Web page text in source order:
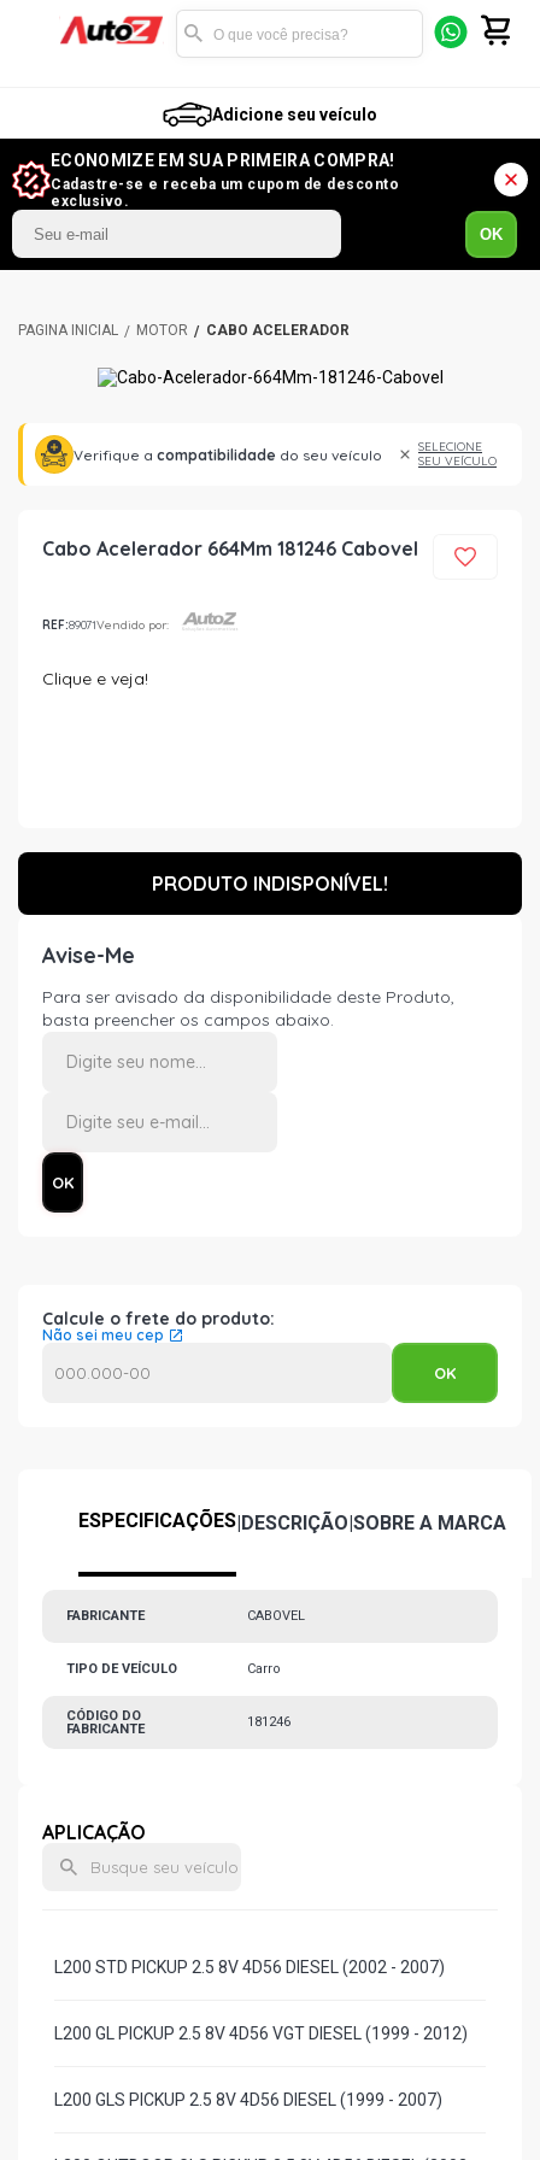
Adicione seu veículo
ECONOMIZE EM SUA PRIMEIRA COMPRA!
Cadastre-se e receba um cupom de desconto
exclusivo.
OK
MOTOR CABO ACELERADOR
Verifique a compatibilidade do seu veículo
SELECIONE
SEU VEÍCULO
Cabo Acelerador 664Mm 181246 Cabovel
REF:89071Vendido por:
Clique e veja!
PRODUTO INDISPONÍVEL!
Avise-Me
Para ser avisado da disponibilidade deste Produto,
basta preencher os campos abaixo.
Calcule o frete do produto:
Não sei meu cep
ESPECIFICAÇÕES|DESCRIÇÃO|SOBRE A MARCA
FABRICANTE CABOVEL
TIPO DE VEÍCULO Carro
CÓDIGO DO
FABRICANTE
181246
APLICAÇÃO
L200 STD PICKUP 2.5 8V 4D56 DIESEL (2002 - 2007)
L200 GL PICKUP 2.5 8V 4D56 VGT DIESEL (1999 - 2012)
L200 GLS PICKUP 2.5 8V 4D56 DIESEL (1999 - 2007)